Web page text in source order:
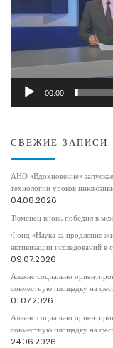
00:00
СВЕЖИЕ ЗАПИСИ
АНО «Вдохновение»
технологии уроков
04.08.2026
Тюменец вновь победил в
Фонд «Наука за продление
активизации исследований
09.07.2026
Альянс социально
совместную площадку на
01.07.2026
Альянс социально
совместную площадку на
24.06.2026